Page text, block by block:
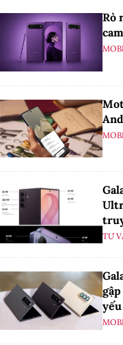
Rò
TƯ
yếu